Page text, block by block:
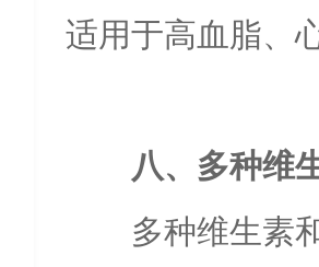
适用于高血脂、
八、多种维
多种维生素